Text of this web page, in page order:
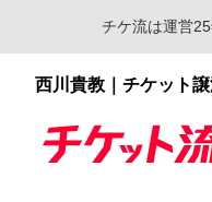
チケ流は運営
西川貴教｜チケット